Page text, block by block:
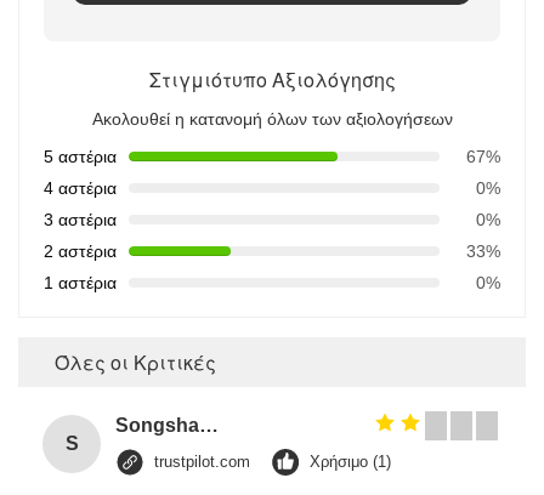
Στιγμιότυπο Αξιολόγησης
Ακολουθεί η κατανομή όλων των αξιολογήσεων
5 αστέρια
67%
4 αστέρια
0%
3 αστέρια
0%
2 αστέρια
33%
1 αστέρια
0%
Όλες οι Κριτικές
S
Songshang
trustpilot.com Χρήσιμο (1)